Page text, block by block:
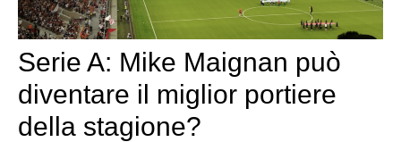
Serie A: Mike Maignan può
diventare il miglior portiere
della stagione?